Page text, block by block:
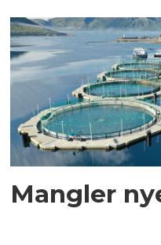
Mangler